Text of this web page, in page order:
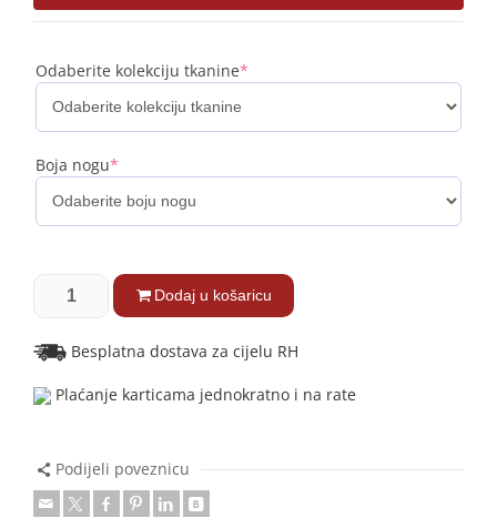
Odaberite kolekciju tkanine*
Boja nogu*
Dodaj u košaricu
Besplatna dostava za cijelu RH
Plaćanje karticama jednokratno i na rate
Podijeli poveznicu